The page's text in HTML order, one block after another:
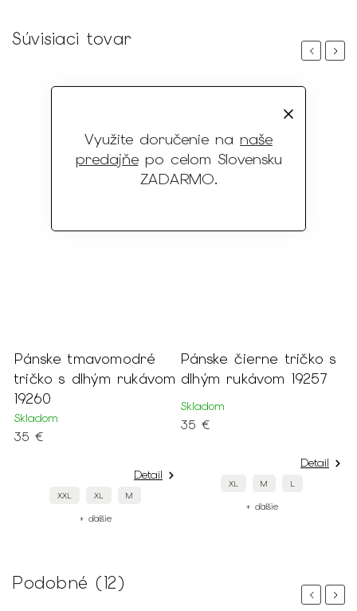
Využite doručenie na naše
predajňepo celom Slovensku
ZADARMO.
Súvisiaci tovar
Previous
Pánske tmavomodré
tričko s dlhým rukávom
19260
Skladom
35 €
Detail
XXL XL M
+ ďalšie
Pánske čierne tričko s
dlhým rukávom 19257
Skladom
35 €
Detail
XL M L
+ ďalšie
Next
Podobné (12)
PreviousNext